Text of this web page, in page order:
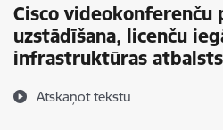
Cisco videokonferenču
uzstādīšana, licenču
infrastruktūras atbalsts
Atskaņot tekstu